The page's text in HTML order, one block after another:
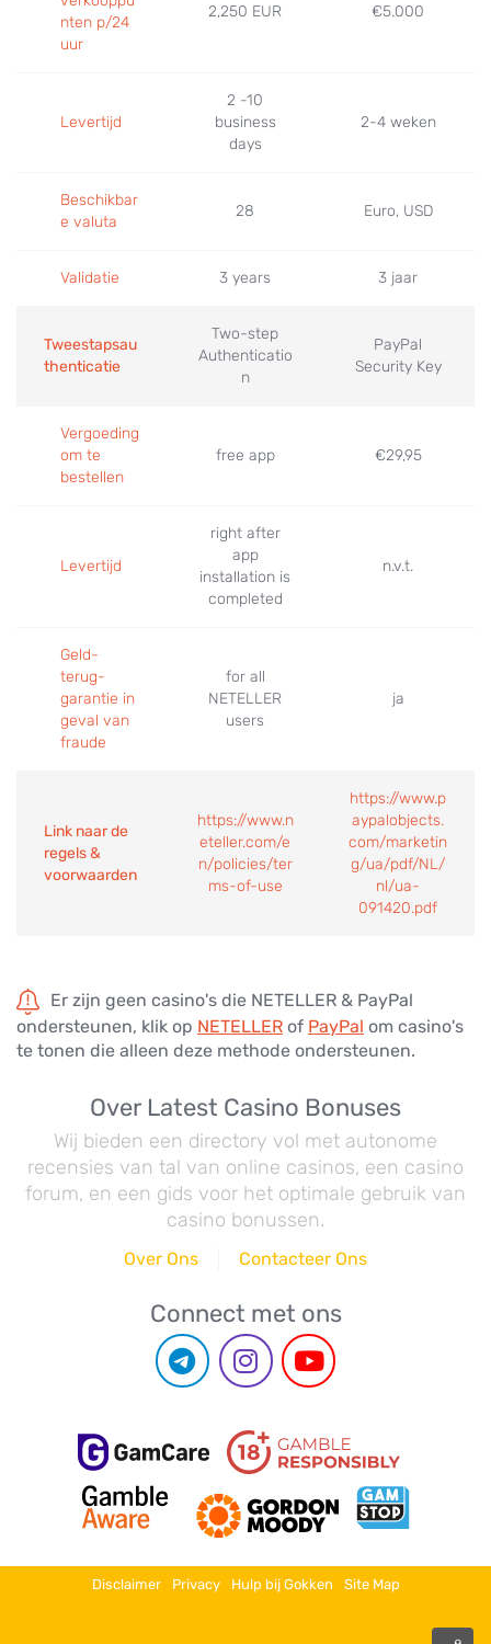
nten p/24
uur
2,250 EUR €5.000
Levertijd
2 -10
business
days
2-4 weken
Beschikbar
e valuta
28 Euro, USD
Validatie 3 years 3 jaar
Tweestapsau
thenticatie
Two-step
Authenticatio
n
PayPal
Security Key
Vergoeding
om te
bestellen
free app €29,95
Levertijd
right after
app
installation is
completed
n.v.t.
Geld-
terug-
garantie in
geval van
fraude
for all
NETELLER
users
ja
Link naar de
regels &
voorwaarden
https://www.n
eteller.com/e
n/policies/ter
ms-of-use
https://www.p
aypalobjects.
com/marketin
g/ua/pdf/NL/
nl/ua-
091420.pdf
Er zijn geen casino's die NETELLER & PayPal
ondersteunen, klik op NETELLER of PayPal om casino's
te tonen die alleen deze methode ondersteunen.
Over Latest Casino Bonuses
Wij bieden een directory vol met autonome
recensies van tal van online casinos, een casino
forum, en een gids voor het optimale gebruik van
casino bonussen.
Over Ons Contacteer Ons
Connect met ons
Disclaimer Privacy Hulp bij Gokken Site Map